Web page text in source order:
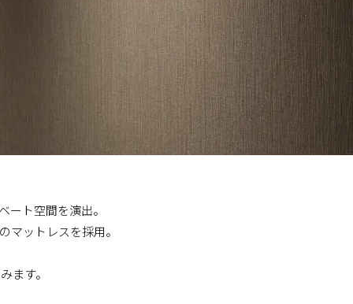
ト空間を演出。
ットレスを採用。
ます。